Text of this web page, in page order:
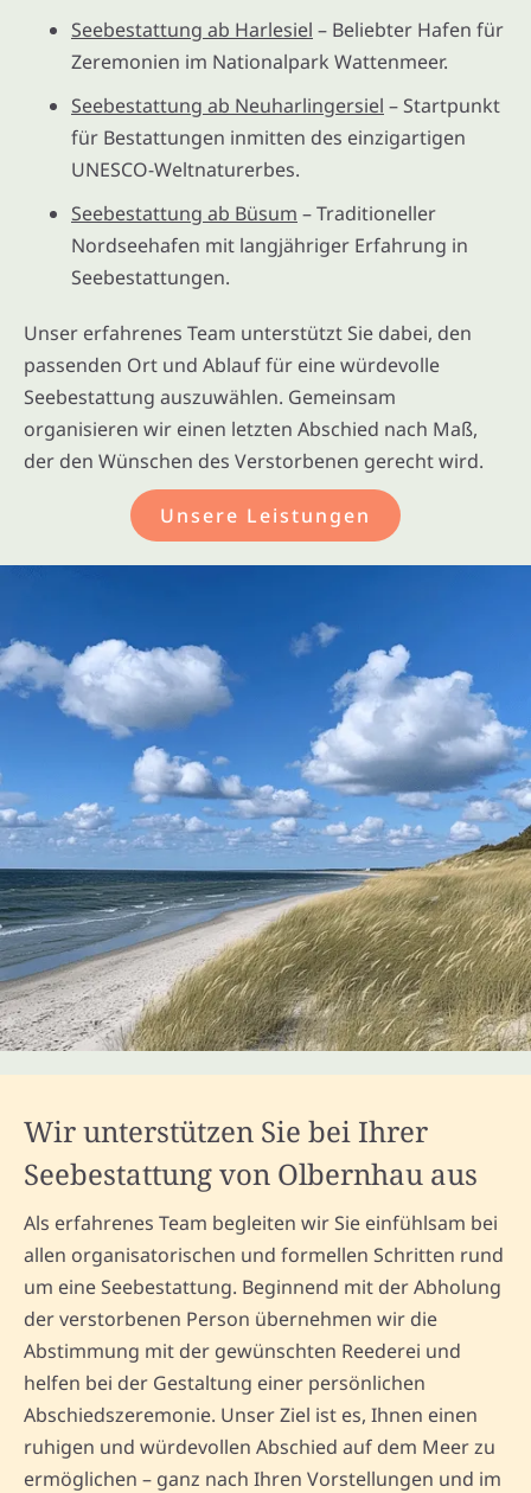
Seebestattung ab Harlesiel – Beliebter Hafen für
Zeremonien im Nationalpark Wattenmeer.
Seebestattung ab Neuharlingersiel – Startpunkt
für Bestattungen inmitten des einzigartigen
UNESCO-Weltnaturerbes.
Seebestattung ab Büsum – Traditioneller
Nordseehafen mit langjähriger Erfahrung in
Seebestattungen.
Unser erfahrenes Team unterstützt Sie dabei, den
passenden Ort und Ablauf für eine würdevolle
Seebestattung auszuwählen. Gemeinsam
organisieren wir einen letzten Abschied nach Maß,
der den Wünschen des Verstorbenen gerecht wird.
Unsere Leistungen
Wir unterstützen Sie bei Ihrer
Seebestattung von Olbernhau aus
Als erfahrenes Team begleiten wir Sie einfühlsam bei
allen organisatorischen und formellen Schritten rund
um eine Seebestattung. Beginnend mit der Abholung
der verstorbenen Person übernehmen wir die
Abstimmung mit der gewünschten Reederei und
helfen bei der Gestaltung einer persönlichen
Abschiedszeremonie. Unser Ziel ist es, Ihnen einen
ruhigen und würdevollen Abschied auf dem Meer zu
ermöglichen – ganz nach Ihren Vorstellungen und im